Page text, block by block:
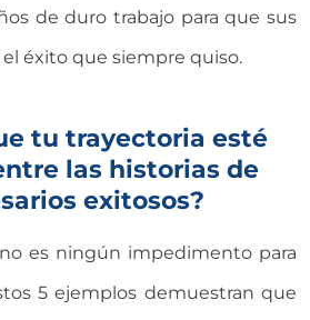
de duro trabajo para que sus
éxito que siempre quiso.
tu trayectoria esté
las historias de
exitosos?
es ningún impedimento para
5 ejemplos demuestran que